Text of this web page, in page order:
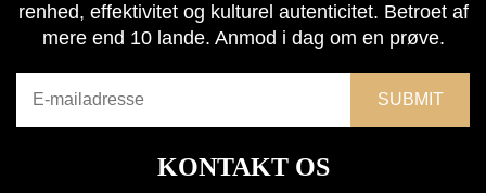
renhed, effektivitet og kulturel autenticitet. Betroet af
mere end 10 lande. Anmod i dag om en prøve.
KONTAKT OS